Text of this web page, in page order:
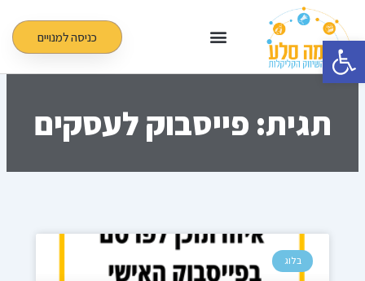
פתח סרגל נגישות
לתוכן
כניסה למנויים
תגית: פייסבוק לעסקים
בלוג